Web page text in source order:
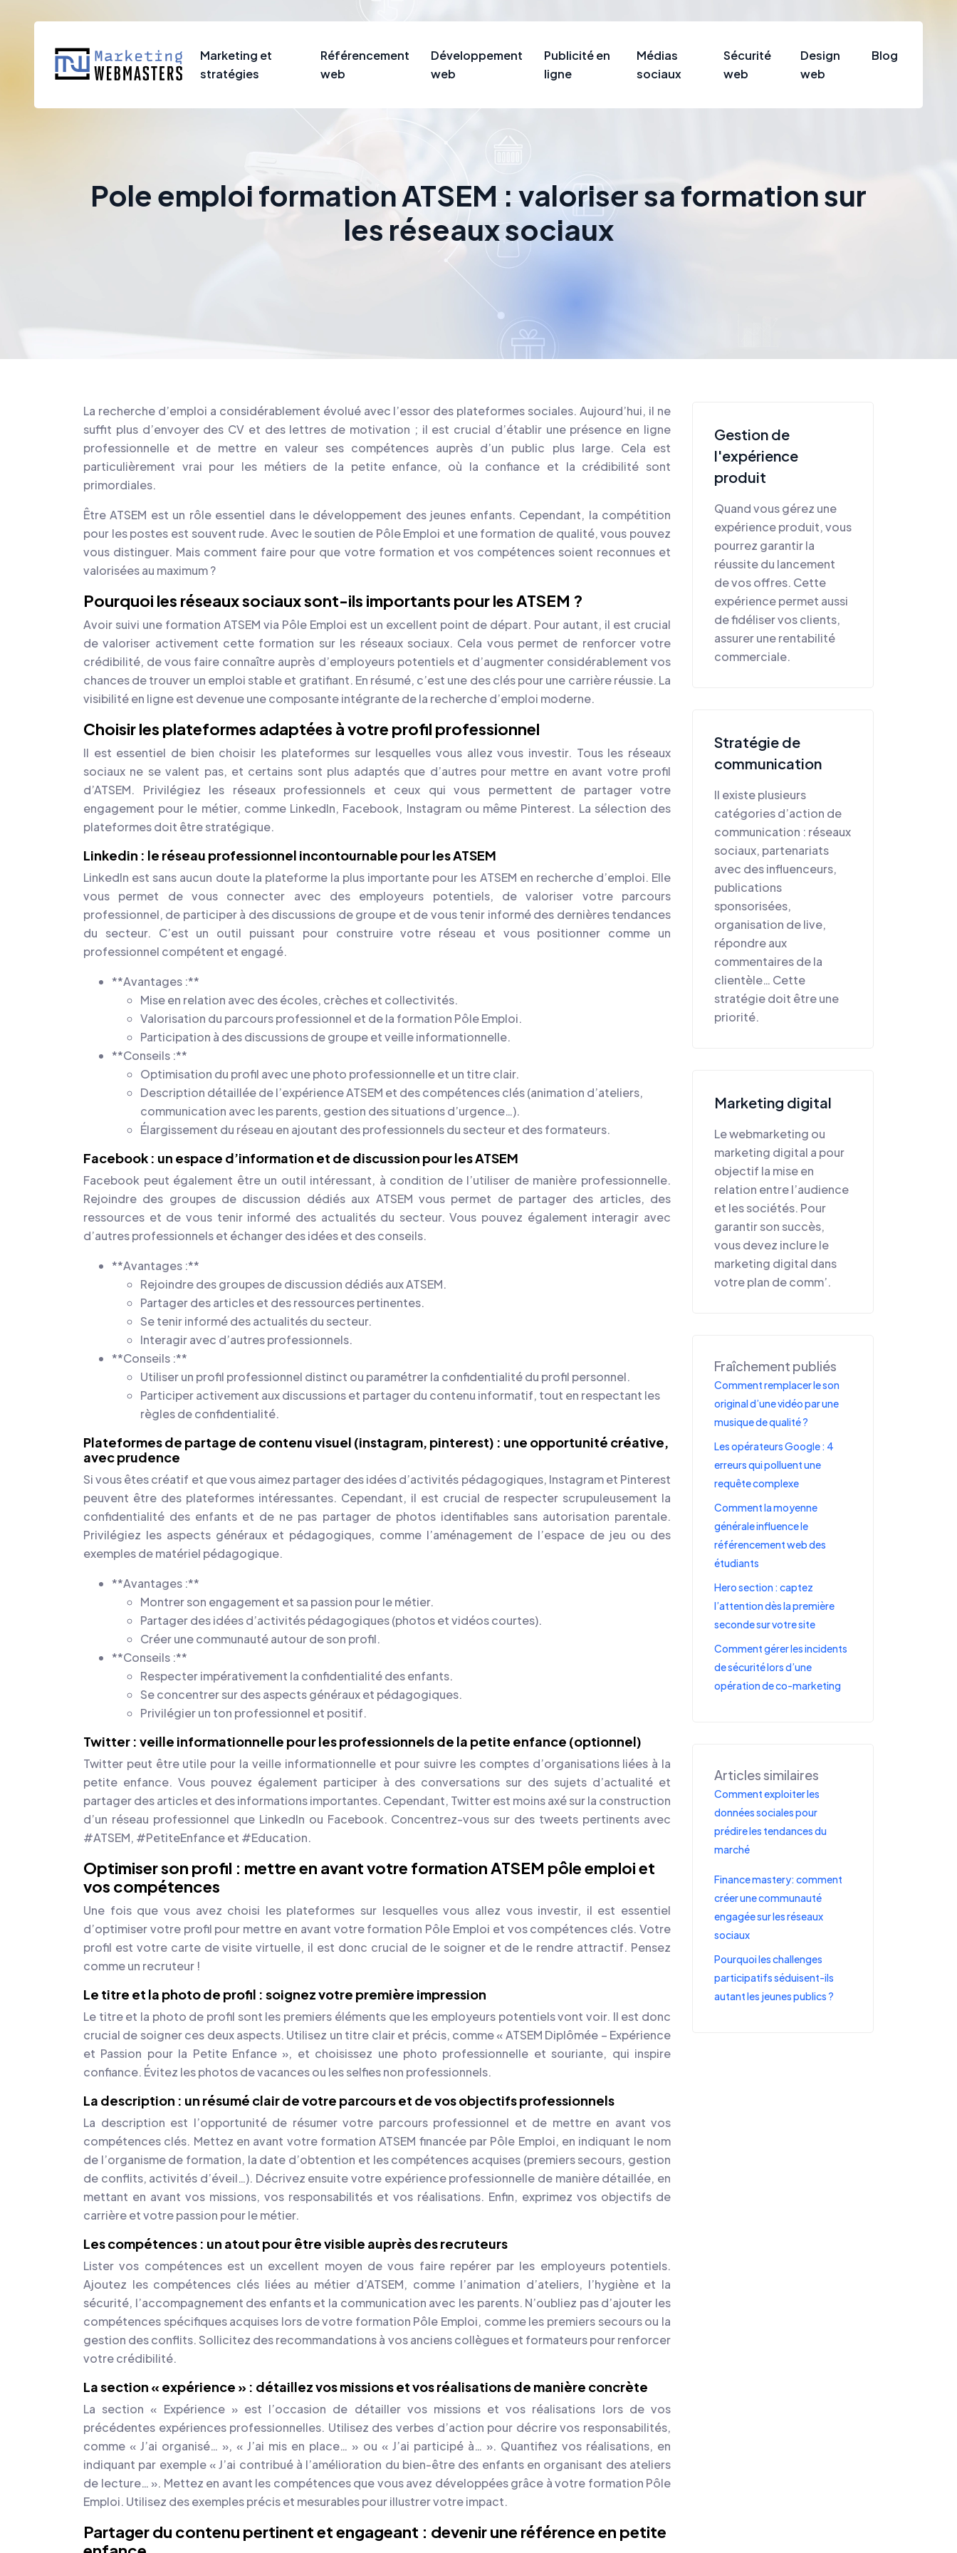
Marketing et
stratégies
Référencement
web
Développement
web
Publicité en
ligne
Médias
sociaux
Sécurité
web
Design
web
Blog
Pole emploi formation ATSEM : valoriser sa formation sur
les réseaux sociaux
La recherche d’emploi a considérablement évolué avec l’essor des plateformes sociales. Aujourd’hui, il ne
suffit plus d’envoyer des CV et des lettres de motivation ; il est crucial d’établir une présence en ligne
professionnelle et de mettre en valeur ses compétences auprès d’un public plus large. Cela est
particulièrement vrai pour les métiers de la petite enfance, où la confiance et la crédibilité sont
primordiales.
Être ATSEM est un rôle essentiel dans le développement des jeunes enfants. Cependant, la compétition
pour les postes est souvent rude. Avec le soutien de Pôle Emploi et une formation de qualité, vous pouvez
vous distinguer. Mais comment faire pour que votre formation et vos compétences soient reconnues et
valorisées au maximum ?
Pourquoi les réseaux sociaux sont-ils importants pour les ATSEM ?
Avoir suivi une formation ATSEM via Pôle Emploi est un excellent point de départ. Pour autant, il est crucial
de valoriser activement cette formation sur les réseaux sociaux. Cela vous permet de renforcer votre
crédibilité, de vous faire connaître auprès d’employeurs potentiels et d’augmenter considérablement vos
chances de trouver un emploi stable et gratifiant. En résumé, c’est une des clés pour une carrière réussie. La
visibilité en ligne est devenue une composante intégrante de la recherche d’emploi moderne.
Choisir les plateformes adaptées à votre profil professionnel
Il est essentiel de bien choisir les plateformes sur lesquelles vous allez vous investir. Tous les réseaux
sociaux ne se valent pas, et certains sont plus adaptés que d’autres pour mettre en avant votre profil
d’ATSEM. Privilégiez les réseaux professionnels et ceux qui vous permettent de partager votre
engagement pour le métier, comme LinkedIn, Facebook, Instagram ou même Pinterest. La sélection des
plateformes doit être stratégique.
Linkedin : le réseau professionnel incontournable pour les ATSEM
LinkedIn est sans aucun doute la plateforme la plus importante pour les ATSEM en recherche d’emploi. Elle
vous permet de vous connecter avec des employeurs potentiels, de valoriser votre parcours
professionnel, de participer à des discussions de groupe et de vous tenir informé des dernières tendances
du secteur. C’est un outil puissant pour construire votre réseau et vous positionner comme un
professionnel compétent et engagé.
**Avantages :**
Mise en relation avec des écoles, crèches et collectivités.
Valorisation du parcours professionnel et de la formation Pôle Emploi.
Participation à des discussions de groupe et veille informationnelle.
**Conseils :**
Optimisation du profil avec une photo professionnelle et un titre clair.
Description détaillée de l’expérience ATSEM et des compétences clés (animation d’ateliers,
communication avec les parents, gestion des situations d’urgence…).
Élargissement du réseau en ajoutant des professionnels du secteur et des formateurs.
Facebook : un espace d’information et de discussion pour les ATSEM
Facebook peut également être un outil intéressant, à condition de l’utiliser de manière professionnelle.
Rejoindre des groupes de discussion dédiés aux ATSEM vous permet de partager des articles, des
ressources et de vous tenir informé des actualités du secteur. Vous pouvez également interagir avec
d’autres professionnels et échanger des idées et des conseils.
**Avantages :**
Rejoindre des groupes de discussion dédiés aux ATSEM.
Partager des articles et des ressources pertinentes.
Se tenir informé des actualités du secteur.
Interagir avec d’autres professionnels.
**Conseils :**
Utiliser un profil professionnel distinct ou paramétrer la confidentialité du profil personnel.
Participer activement aux discussions et partager du contenu informatif, tout en respectant les
règles de confidentialité.
Plateformes de partage de contenu visuel (instagram, pinterest) : une opportunité créative,
avec prudence
Si vous êtes créatif et que vous aimez partager des idées d’activités pédagogiques, Instagram et Pinterest
peuvent être des plateformes intéressantes. Cependant, il est crucial de respecter scrupuleusement la
confidentialité des enfants et de ne pas partager de photos identifiables sans autorisation parentale.
Privilégiez les aspects généraux et pédagogiques, comme l’aménagement de l’espace de jeu ou des
exemples de matériel pédagogique.
**Avantages :**
Montrer son engagement et sa passion pour le métier.
Partager des idées d’activités pédagogiques (photos et vidéos courtes).
Créer une communauté autour de son profil.
**Conseils :**
Respecter impérativement la confidentialité des enfants.
Se concentrer sur des aspects généraux et pédagogiques.
Privilégier un ton professionnel et positif.
Twitter : veille informationnelle pour les professionnels de la petite enfance (optionnel)
Twitter peut être utile pour la veille informationnelle et pour suivre les comptes d’organisations liées à la
petite enfance. Vous pouvez également participer à des conversations sur des sujets d’actualité et
partager des articles et des informations importantes. Cependant, Twitter est moins axé sur la construction
d’un réseau professionnel que LinkedIn ou Facebook. Concentrez-vous sur des tweets pertinents avec
#ATSEM, #PetiteEnfance et #Education.
Optimiser son profil : mettre en avant votre formation ATSEM pôle emploi et
vos compétences
Une fois que vous avez choisi les plateformes sur lesquelles vous allez vous investir, il est essentiel
d’optimiser votre profil pour mettre en avant votre formation Pôle Emploi et vos compétences clés. Votre
profil est votre carte de visite virtuelle, il est donc crucial de le soigner et de le rendre attractif. Pensez
comme un recruteur !
Le titre et la photo de profil : soignez votre première impression
Le titre et la photo de profil sont les premiers éléments que les employeurs potentiels vont voir. Il est donc
crucial de soigner ces deux aspects. Utilisez un titre clair et précis, comme « ATSEM Diplômée – Expérience
et Passion pour la Petite Enfance », et choisissez une photo professionnelle et souriante, qui inspire
confiance. Évitez les photos de vacances ou les selfies non professionnels.
La description : un résumé clair de votre parcours et de vos objectifs professionnels
La description est l’opportunité de résumer votre parcours professionnel et de mettre en avant vos
compétences clés. Mettez en avant votre formation ATSEM financée par Pôle Emploi, en indiquant le nom
de l’organisme de formation, la date d’obtention et les compétences acquises (premiers secours, gestion
de conflits, activités d’éveil…). Décrivez ensuite votre expérience professionnelle de manière détaillée, en
mettant en avant vos missions, vos responsabilités et vos réalisations. Enfin, exprimez vos objectifs de
carrière et votre passion pour le métier.
Les compétences : un atout pour être visible auprès des recruteurs
Lister vos compétences est un excellent moyen de vous faire repérer par les employeurs potentiels.
Ajoutez les compétences clés liées au métier d’ATSEM, comme l’animation d’ateliers, l’hygiène et la
sécurité, l’accompagnement des enfants et la communication avec les parents. N’oubliez pas d’ajouter les
compétences spécifiques acquises lors de votre formation Pôle Emploi, comme les premiers secours ou la
gestion des conflits. Sollicitez des recommandations à vos anciens collègues et formateurs pour renforcer
votre crédibilité.
La section « expérience » : détaillez vos missions et vos réalisations de manière concrète
La section « Expérience » est l’occasion de détailler vos missions et vos réalisations lors de vos
précédentes expériences professionnelles. Utilisez des verbes d’action pour décrire vos responsabilités,
comme « J’ai organisé… », « J’ai mis en place… » ou « J’ai participé à… ». Quantifiez vos réalisations, en
indiquant par exemple « J’ai contribué à l’amélioration du bien-être des enfants en organisant des ateliers
de lecture… ». Mettez en avant les compétences que vous avez développées grâce à votre formation Pôle
Emploi. Utilisez des exemples précis et mesurables pour illustrer votre impact.
Partager du contenu pertinent et engageant : devenir une référence en petite
Gestion de
l'expérience
produit
Quand vous gérez une
expérience produit, vous
pourrez garantir la
réussite du lancement
de vos offres. Cette
expérience permet aussi
de fidéliser vos clients,
assurer une rentabilité
commerciale.
Stratégie de
communication
Il existe plusieurs
catégories d’action de
communication : réseaux
sociaux, partenariats
avec des influenceurs,
publications
sponsorisées,
organisation de live,
répondre aux
commentaires de la
clientèle… Cette
stratégie doit être une
priorité.
Marketing digital
Le webmarketing ou
marketing digital a pour
objectif la mise en
relation entre l’audience
et les sociétés. Pour
garantir son succès,
vous devez inclure le
marketing digital dans
votre plan de comm’.
Fraîchement publiés
Comment remplacer le son
original d’une vidéo par une
musique de qualité ?
Les opérateurs Google : 4
erreurs qui polluent une
requête complexe
Comment la moyenne
générale influence le
référencement web des
étudiants
Hero section : captez
l’attention dès la première
seconde sur votre site
Comment gérer les incidents
de sécurité lors d’une
opération de co-marketing
Articles similaires
Comment exploiter les
données sociales pour
prédire les tendances du
marché
Finance mastery: comment
créer une communauté
engagée sur les réseaux
sociaux
Pourquoi les challenges
participatifs séduisent-ils
autant les jeunes publics ?